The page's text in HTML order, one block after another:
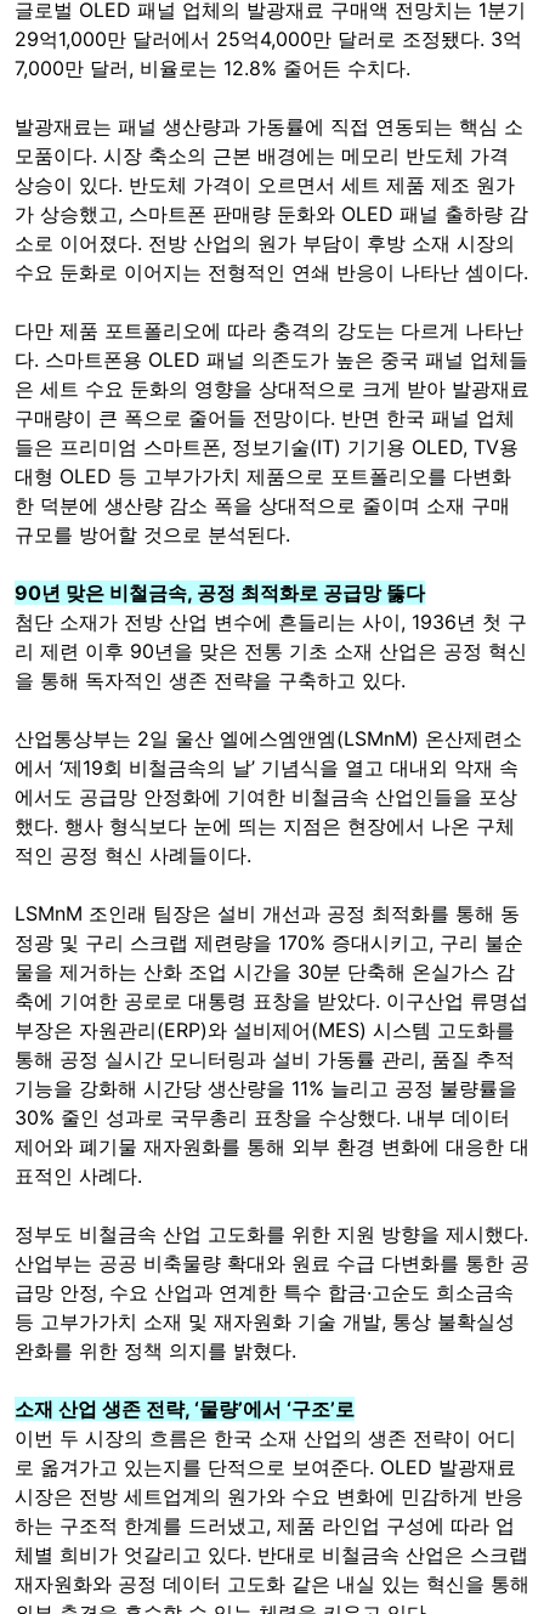
글로벌 OLED 패널 업체의 발광재료 구매액 전망치는 1분기
29억1,000만 달러에서 25억4,000만 달러로 조정됐다. 3억
7,000만 달러, 비율로는 12.8% 줄어든 수치다.
발광재료는 패널 생산량과 가동률에 직접 연동되는 핵심 소
모품이다. 시장 축소의 근본 배경에는 메모리 반도체 가격
상승이 있다. 반도체 가격이 오르면서 세트 제품 제조 원가
가 상승했고, 스마트폰 판매량 둔화와 OLED 패널 출하량 감
소로 이어졌다. 전방 산업의 원가 부담이 후방 소재 시장의
수요 둔화로 이어지는 전형적인 연쇄 반응이 나타난 셈이다.
다만 제품 포트폴리오에 따라 충격의 강도는 다르게 나타난
다. 스마트폰용 OLED 패널 의존도가 높은 중국 패널 업체들
은 세트 수요 둔화의 영향을 상대적으로 크게 받아 발광재료
구매량이 큰 폭으로 줄어들 전망이다. 반면 한국 패널 업체
들은 프리미엄 스마트폰, 정보기술(IT) 기기용 OLED, TV용
대형 OLED 등 고부가가치 제품으로 포트폴리오를 다변화
한 덕분에 생산량 감소 폭을 상대적으로 줄이며 소재 구매
규모를 방어할 것으로 분석된다.
90년 맞은 비철금속, 공정 최적화로 공급망 뚫다
첨단 소재가 전방 산업 변수에 흔들리는 사이, 1936년 첫 구
리 제련 이후 90년을 맞은 전통 기초 소재 산업은 공정 혁신
을 통해 독자적인 생존 전략을 구축하고 있다.
산업통상부는 2일 울산 엘에스엠앤엠(LSMnM) 온산제련소
에서 ‘제19회 비철금속의 날’ 기념식을 열고 대내외 악재 속
에서도 공급망 안정화에 기여한 비철금속 산업인들을 포상
했다. 행사 형식보다 눈에 띄는 지점은 현장에서 나온 구체
적인 공정 혁신 사례들이다.
LSMnM 조인래 팀장은 설비 개선과 공정 최적화를 통해 동
정광 및 구리 스크랩 제련량을 170% 증대시키고, 구리 불순
물을 제거하는 산화 조업 시간을 30분 단축해 온실가스 감
축에 기여한 공로로 대통령 표창을 받았다. 이구산업 류명섭
부장은 자원관리(ERP)와 설비제어(MES) 시스템 고도화를
통해 공정 실시간 모니터링과 설비 가동률 관리, 품질 추적
기능을 강화해 시간당 생산량을 11% 늘리고 공정 불량률을
30% 줄인 성과로 국무총리 표창을 수상했다. 내부 데이터
제어와 폐기물 재자원화를 통해 외부 환경 변화에 대응한 대
표적인 사례다.
정부도 비철금속 산업 고도화를 위한 지원 방향을 제시했다.
산업부는 공공 비축물량 확대와 원료 수급 다변화를 통한 공
급망 안정, 수요 산업과 연계한 특수 합금·고순도 희소금속
등 고부가가치 소재 및 재자원화 기술 개발, 통상 불확실성
완화를 위한 정책 의지를 밝혔다.
소재 산업 생존 전략, ‘물량’에서 ‘구조’로
이번 두 시장의 흐름은 한국 소재 산업의 생존 전략이 어디
로 옮겨가고 있는지를 단적으로 보여준다. OLED 발광재료
시장은 전방 세트업계의 원가와 수요 변화에 민감하게 반응
하는 구조적 한계를 드러냈고, 제품 라인업 구성에 따라 업
체별 희비가 엇갈리고 있다. 반대로 비철금속 산업은 스크랩
재자원화와 공정 데이터 고도화 같은 내실 있는 혁신을 통해